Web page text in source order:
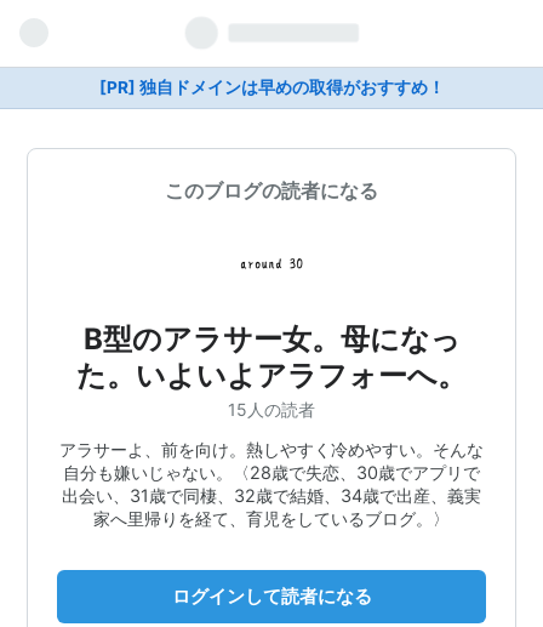
[PR] 独自ドメインは早めの取得がおすすめ！
このブログの読者になる
B型のアラサー女。母になっ
た。いよいよアラフォーへ。
15人の読者
アラサーよ、前を向け。熱しやすく冷めやすい。そんな
自分も嫌いじゃない。〈28歳で失恋、30歳でアプリで
出会い、31歳で同棲、32歳で結婚、34歳で出産、義実
家へ里帰りを経て、育児をしているブログ。〉
ログインして読者になる